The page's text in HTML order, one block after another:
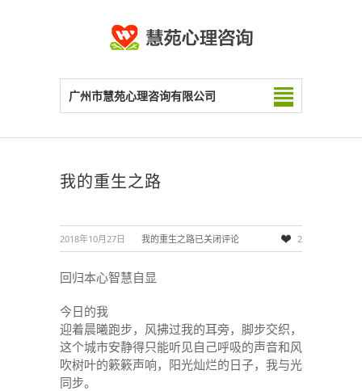
广州市慧苑心理咨询有限公司
我的重生之路
2018年10月27日 我的重生之路已关闭评论 2
回归本心智慧自显
今日的我
迎着晨曦跑步，风拂过我的耳旁，脚步交织，
这个城市安静得只能听见自己呼吸的声音和风
吹树叶的簌簌声响，阳光灿烂的日子，我与光
同步。